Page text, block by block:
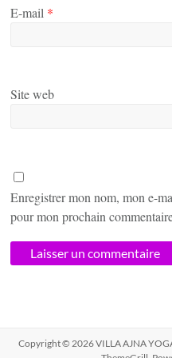
E-mail *
Site web
Enregistrer mon nom, mon e-
pour mon prochain
Copyright © 2026VILLA AJNA